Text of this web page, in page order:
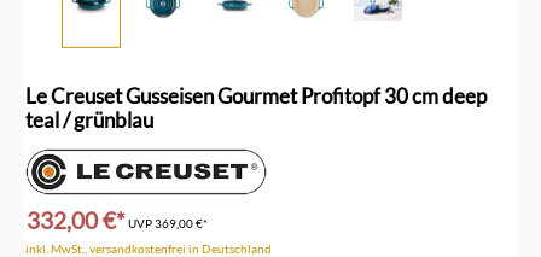
Le Creuset Gusseisen Gourmet Profitopf 30 cm deep
teal / grünblau
332,00 €*UVP369,00 €*
inkl. MwSt., versandkostenfrei in Deutschland